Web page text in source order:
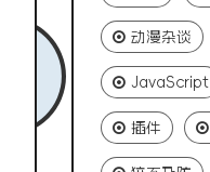
动漫杂谈
JavaScript
插件